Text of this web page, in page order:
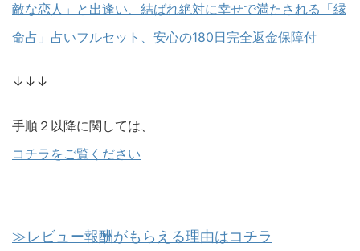
敵な恋人」と出逢い、結ばれ絶対に幸せで満たされる「縁
命占」占いフルセット、安心の180日完全返金保障付
↓↓↓
手順２以降に関しては、
コチラをご覧ください
≫レビュー報酬がもらえる理由はコチラ